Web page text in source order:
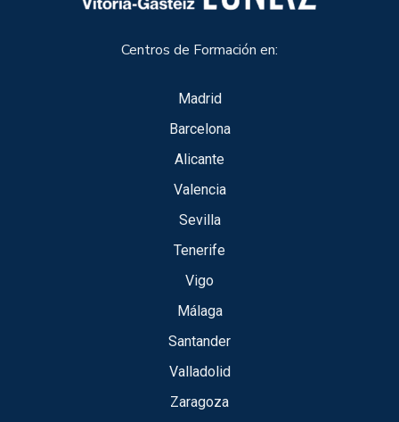
Centros de Formación en:
Madrid
Barcelona
Alicante
Valencia
Sevilla
Tenerife
Vigo
Málaga
Santander
Valladolid
Zaragoza